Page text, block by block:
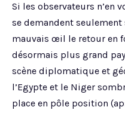
Si les observateurs n’en
se demandent seulement
mauvais œil le retour en
désormais plus grand
scène diplomatique et
l’Egypte et le Niger
place en pôle position